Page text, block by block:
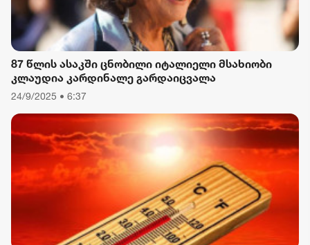
87 წლის ასაკში ცნობილი იტალიელი მსახიობი
კლაუდია კარდინალე გარდაიცვალა
24/9/2025 • 6:37